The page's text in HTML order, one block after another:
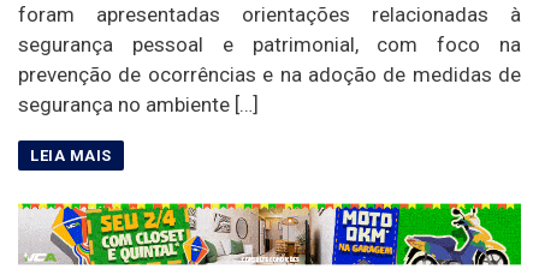
foram apresentadas orientações relacionadas à
segurança pessoal e patrimonial, com foco na
prevenção de ocorrências e na adoção de medidas de
segurança no ambiente […]